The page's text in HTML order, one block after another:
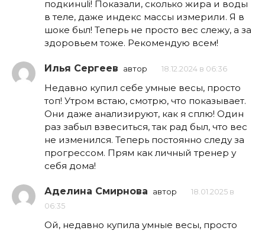
подкинuli! Показали, сколько жира и воды
в теле, даже индекс массы измерили. Я в
шоке был! Теперь не просто вес слежу, а за
здоровьем тоже. Рекомендую всем!
Илья Сергеев автор 18.12.2024 в 06:36
Недавно купил себе умные весы, просто
топ! Утром встаю, смотрю, что показывает.
Они даже анализируют, как я сплю! Один
раз забыл взвеситься, так рад был, что вес
не изменился. Теперь постоянно следу за
прогрессом. Прям как личный тренер у
себя дома!
Аделина Смирнова автор
18.01.2025 в
06:35
Ой, недавно купила умные весы, просто